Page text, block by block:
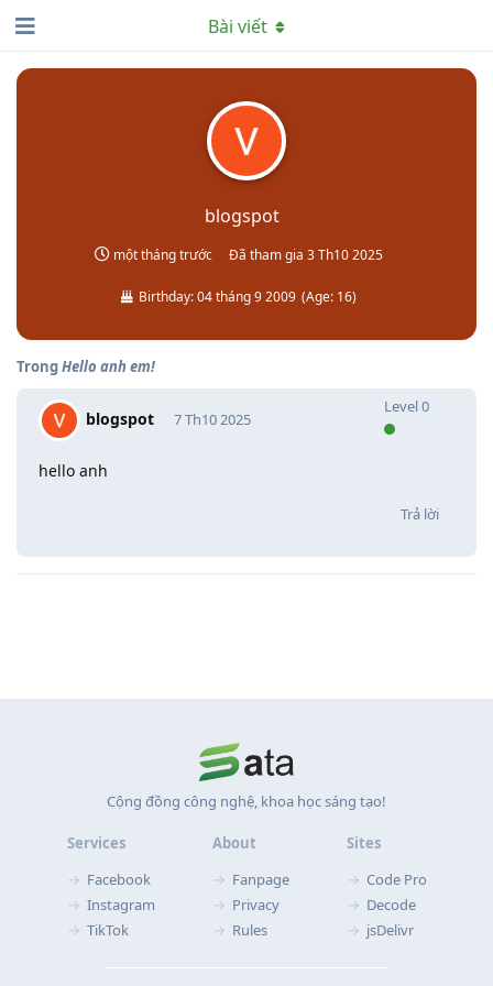
blogspot
một tháng trước Đã tham gia 3 Th10 2025
Birthday:04 tháng 9 2009 (Age: 16)
Bài viết
TrongHello anh em!
blogspot
Level0
7 Th10 2025
hello anh
Trả lời
Cộng đồng công nghệ, khoa học sáng tạo!
Services
Facebook
Instagram
TikTok
About
Fanpage
Privacy
Rules
Sites
Code Pro
Decode
jsDelivr